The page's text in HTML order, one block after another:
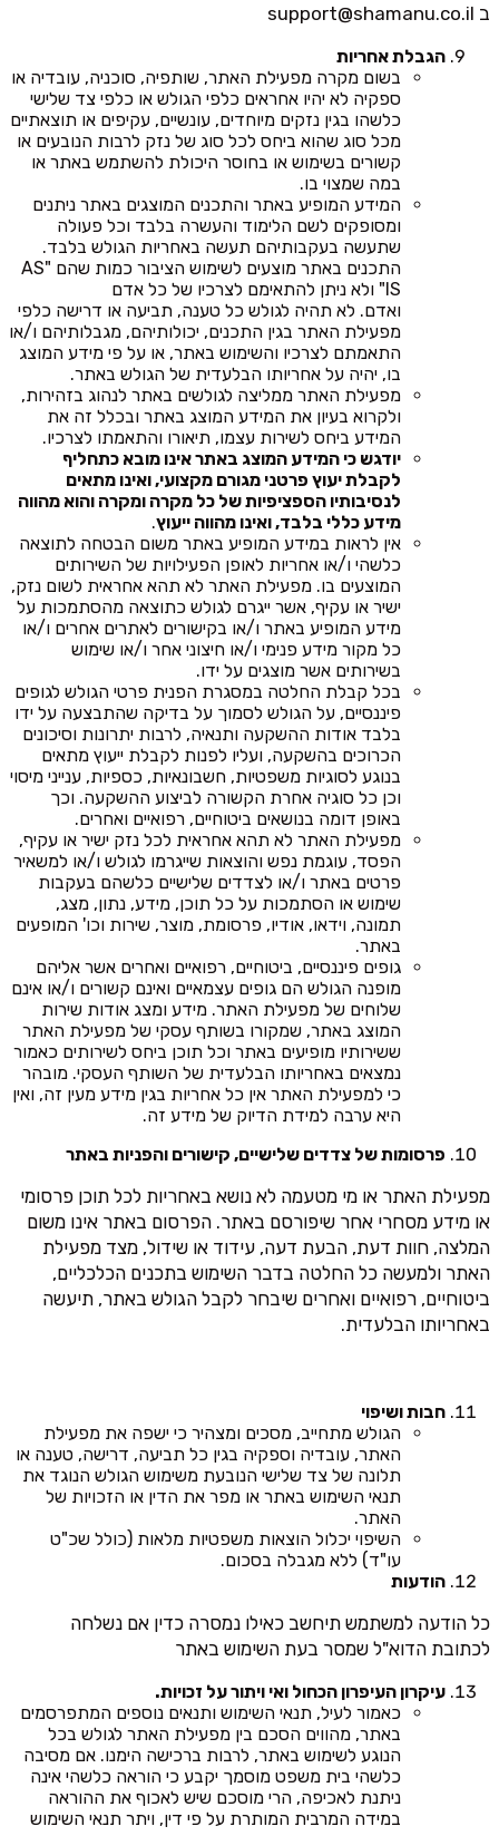
ב support@shamanu.co.il
הגבלת אחריות
בשום מקרה מפעילת האתר, שותפיה, סוכניה, עובדיה או
ספקיה לא יהיו אחראים כלפי הגולש או כלפי צד שלישי
כלשהו בגין נזקים מיוחדים, עונשיים, עקיפים או תוצאתיים
מכל סוג שהוא ביחס לכל סוג של נזק לרבות הנובעים או
קשורים בשימוש או בחוסר היכולת להשתמש באתר או
במה שמצוי בו.
המידע המופיע באתר והתכנים המוצגים באתר ניתנים
ומסופקים לשם הלימוד והעשרה בלבד וכל פעולה
שתעשה בעקבותיהם תעשה באחריות הגולש בלבד.
התכנים באתר מוצעים לשימוש הציבור כמות שהם "AS
IS" ולא ניתן להתאימם לצרכיו של כל אדם
ואדם. לא תהיה לגולש כל טענה, תביעה או דרישה כלפי
מפעילת האתר בגין התכנים, יכולותיהם, מגבלותיהם ו/או
התאמתם לצרכיו והשימוש באתר, או על פי מידע המוצג
בו, יהיה על אחריותו הבלעדית של הגולש באתר.
מפעילת האתר ממליצה לגולשים באתר לנהוג בזהירות,
ולקרוא בעיון את המידע המוצג באתר ובכלל זה את
המידע ביחס לשירות עצמו, תיאורו והתאמתו לצרכיו.
יודגש כי המידע המוצג באתר אינו מובא כתחליף
לקבלת יעוץ פרטני מגורם מקצועי, ואינו מתאים
לנסיבותיו הספציפיות של כל מקרה ומקרה והוא מהווה
מידע כללי בלבד, ואינו מהווה ייעוץ.
אין לראות במידע המופיע באתר משום הבטחה לתוצאה
כלשהי ו/או אחריות לאופן הפעילויות של השירותים
המוצעים בו. מפעילת האתר לא תהא אחראית לשום נזק,
ישיר או עקיף, אשר ייגרם לגולש כתוצאה מהסתמכות על
מידע המופיע באתר ו/או בקישורים לאתרים אחרים ו/או
כל מקור מידע פנימי ו/או חיצוני אחר ו/או שימוש
בשירותים אשר מוצגים על ידו.
בכל קבלת החלטה במסגרת הפנית פרטי הגולש לגופים
פיננסיים, על הגולש לסמוך על בדיקה שהתבצעה על ידו
בלבד אודות ההשקעה ותנאיה, לרבות יתרונות וסיכונים
הכרוכים בהשקעה, ועליו לפנות לקבלת ייעוץ מתאים
בנוגע לסוגיות משפטיות, חשבונאיות, כספיות, ענייני מיסוי
וכן כל סוגיה אחרת הקשורה לביצוע ההשקעה. וכך
באופן דומה בנושאים ביטוחיים, רפואיים ואחרים.
מפעילת האתר לא תהא אחראית לכל נזק ישיר או עקיף,
הפסד, עוגמת נפש והוצאות שייגרמו לגולש ו/או למשאיר
פרטים באתר ו/או לצדדים שלישיים כלשהם בעקבות
שימוש או הסתמכות על כל תוכן, מידע, נתון, מצג,
תמונה, וידאו, אודיו, פרסומת, מוצר, שירות וכו' המופעים
באתר.
גופים פיננסיים, ביטוחיים, רפואיים ואחרים אשר אליהם
מופנה הגולש הם גופים עצמאיים ואינם קשורים ו/או אינם
שלוחים של מפעילת האתר. מידע ומצג אודות שירות
המוצג באתר, שמקורו בשותף עסקי של מפעילת האתר
ששירותיו מופיעים באתר וכל תוכן ביחס לשירותים כאמור
נמצאים באחריותו הבלעדית של השותף העסקי. מובהר
כי למפעילת האתר אין כל אחריות בגין מידע מעין זה, ואין
היא ערבה למידת הדיוק של מידע זה.
פרסומות של צדדים שלישיים, קישורים והפניות באתר
מפעילת האתר או מי מטעמה לא נושא באחריות לכל תוכן פרסומי
או מידע מסחרי אחר שיפורסם באתר. הפרסום באתר אינו משום
המלצה, חוות דעת, הבעת דעה, עידוד או שידול, מצד מפעילת
האתר ולמעשה כל החלטה בדבר השימוש בתכנים הכלכליים,
ביטוחיים, רפואיים ואחרים שיבחר לקבל הגולש באתר, תיעשה
באחריותו הבלעדית.
חבות ושיפוי
הגולש מתחייב, מסכים ומצהיר כי ישפה את מפעילת
האתר, עובדיה וספקיה בגין כל תביעה, דרישה, טענה או
תלונה של צד שלישי הנובעת משימוש הגולש הנוגד את
תנאי השימוש באתר או מפר את הדין או הזכויות של
האתר.
השיפוי יכלול הוצאות משפטיות מלאות (כולל שכ"ט
עו"ד) ללא מגבלה בסכום.
הודעות
כל הודעה למשתמש תיחשב כאילו נמסרה כדין אם נשלחה
לכתובת הדוא"ל שמסר בעת השימוש באתר
עיקרון העיפרון הכחול ואי ויתור על זכויות.
כאמור לעיל, תנאי השימוש ותנאים נוספים המתפרסמים
באתר, מהווים הסכם בין מפעילת האתר לגולש בכל
הנוגע לשימוש באתר, לרבות ברכישה הימנו. אם מסיבה
כלשהי בית משפט מוסמך יקבע כי הוראה כלשהי אינה
ניתנת לאכיפה, הרי מוסכם שיש לאכוף את ההוראה
במידה המרבית המותרת על פי דין, ויתר תנאי השימוש